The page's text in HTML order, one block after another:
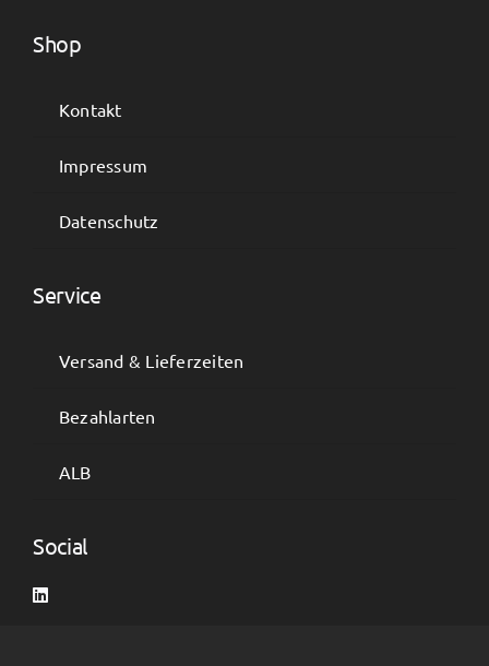
Shop
Kontakt
Impressum
Datenschutz
Service
Versand & Lieferzeiten
Bezahlarten
ALB
Social